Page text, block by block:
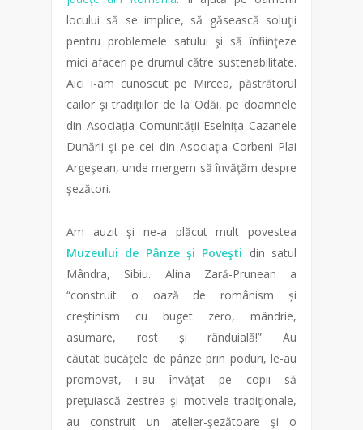
locului să se implice, să găsească soluţii
pentru problemele satului şi să înfiinţeze
mici afaceri pe drumul către sustenabilitate.
Aici i-am cunoscut pe Mircea, păstrătorul
cailor şi tradiţiilor de la Odăi, pe doamnele
din Asociația Comunității Eselnița Cazanele
Dunării şi pe cei din Asociaţia Corbeni Plai
Argeşean, unde mergem să învăţăm despre
şezători.
Am auzit şi ne-a plăcut mult povestea
Muzeului de Pânze şi Poveşti din satul
Mândra, Sibiu. Alina Zară-Prunean a
“construit o oază de românism și
creștinism cu buget zero, mândrie,
asumare, rost și rânduială!” Au
căutat bucățele de pânze prin poduri, le-au
promovat, i-au învăţat pe copii să
preţuiască zestrea şi motivele tradiţionale,
au construit un atelier-şezătoare şi o